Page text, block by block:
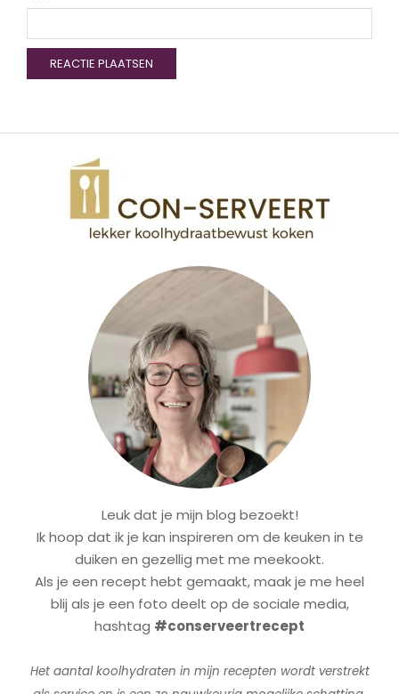
Leuk dat je mijn blog bezoekt!
Ik hoop dat ik je kan inspireren om de keuken in te
duiken en gezellig met me meekookt.
Als je een recept hebt gemaakt, maak je me heel
blij als je een foto deelt op de sociale media,
hashtag #conserveertrecept
Het aantal koolhydraten in mijn recepten wordt verstrekt